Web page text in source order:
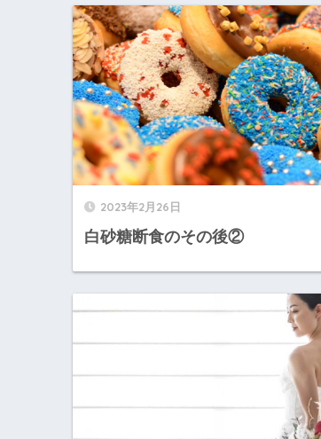
2023年2月26日
白砂糖断食のその後②